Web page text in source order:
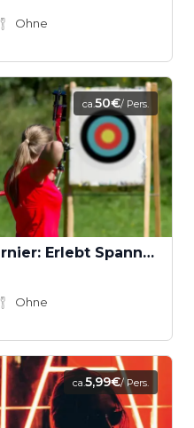
Ohne
ca.50€/ Pers.
Bogenschießen als Turnier: Erlebt Spannung und Fokus
Ohne
ca.5,99€/ Pers.